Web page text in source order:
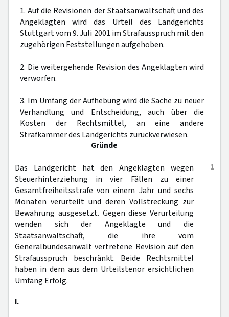
1. Auf die Revisionen der Staatsanwaltschaft und des
Angeklagten wird das Urteil des Landgerichts
Stuttgart vom 9. Juli 2001 im Strafausspruch mit den
zugehörigen Feststellungen aufgehoben.
2. Die weitergehende Revision des Angeklagten wird
verworfen.
3. Im Umfang der Aufhebung wird die Sache zu neuer
Verhandlung und Entscheidung, auch über die
Kosten der Rechtsmittel, an eine andere
Strafkammer des Landgerichts zurückverwiesen.
Gründe
1
Das Landgericht hat den Angeklagten wegen
Steuerhinterziehung in vier Fällen zu einer
Gesamtfreiheitsstrafe von einem Jahr und sechs
Monaten verurteilt und deren Vollstreckung zur
Bewährung ausgesetzt. Gegen diese Verurteilung
wenden sich der Angeklagte und die
Staatsanwaltschaft, die ihre vom
Generalbundesanwalt vertretene Revision auf den
Strafausspruch beschränkt. Beide Rechtsmittel
haben in dem aus dem Urteilstenor ersichtlichen
Umfang Erfolg.
I.